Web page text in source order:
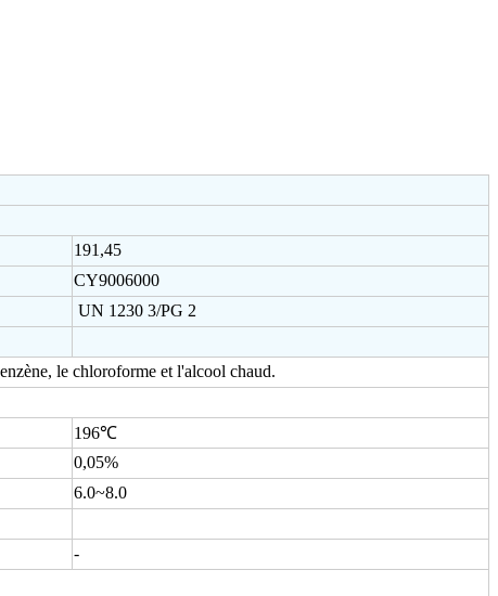
191,45
CY9006000
UN 1230 3/PG 2
le chloroforme et l'alcool chaud.
196℃
0,05%
6.0~8.0
-